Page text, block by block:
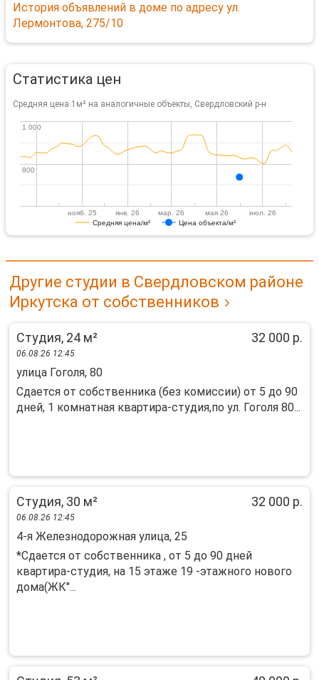
История объявлений в доме по адресу ул.
Лермонтова, 275/10
Статистика цен
Средняя цена 1м² на аналогичные объекты, Свердловский р-н
Средняя цена/м² Цена объекта/м²
нояб. 25 янв. 26 мар. 26 мая 26 июл. 26
800
800
1 000
1 000
Другие студии в Свердловском районе
Иркутска от собственников
Студия, 24 м² 32 000 р.
06.08.26 12:45
улица Гоголя, 80
Сдается от собственника (без комиссии) от 5 до 90
дней, 1 комнатная квартира-студия,по ул. Гоголя 80...
Студия, 30 м² 32 000 р.
06.08.26 12:45
4-я Железнодорожная улица, 25
*Сдается от собственника , от 5 до 90 дней
квартира-студия, на 15 этаже 19 -этажного нового
дома(ЖК"...